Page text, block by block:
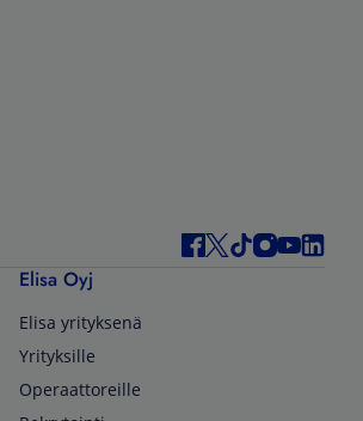
Elisa Oyj
Elisa yrityksenä
Yrityksille
Operaattoreille